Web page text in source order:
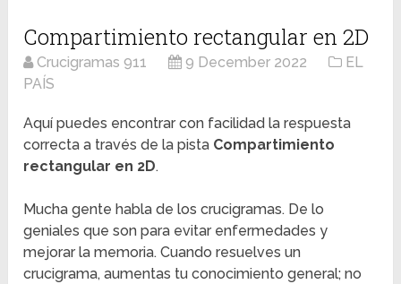
Compartimiento rectangular en 2D
Crucigramas 911 9 December 2022
EL
PAÍS
Aquí puedes encontrar con facilidad la respuesta
correcta a través de la pista Compartimiento
rectangular en 2D.
Mucha gente habla de los crucigramas. De lo
geniales que son para evitar enfermedades y
mejorar la memoria. Cuando resuelves un
crucigrama, aumentas tu conocimiento general; no